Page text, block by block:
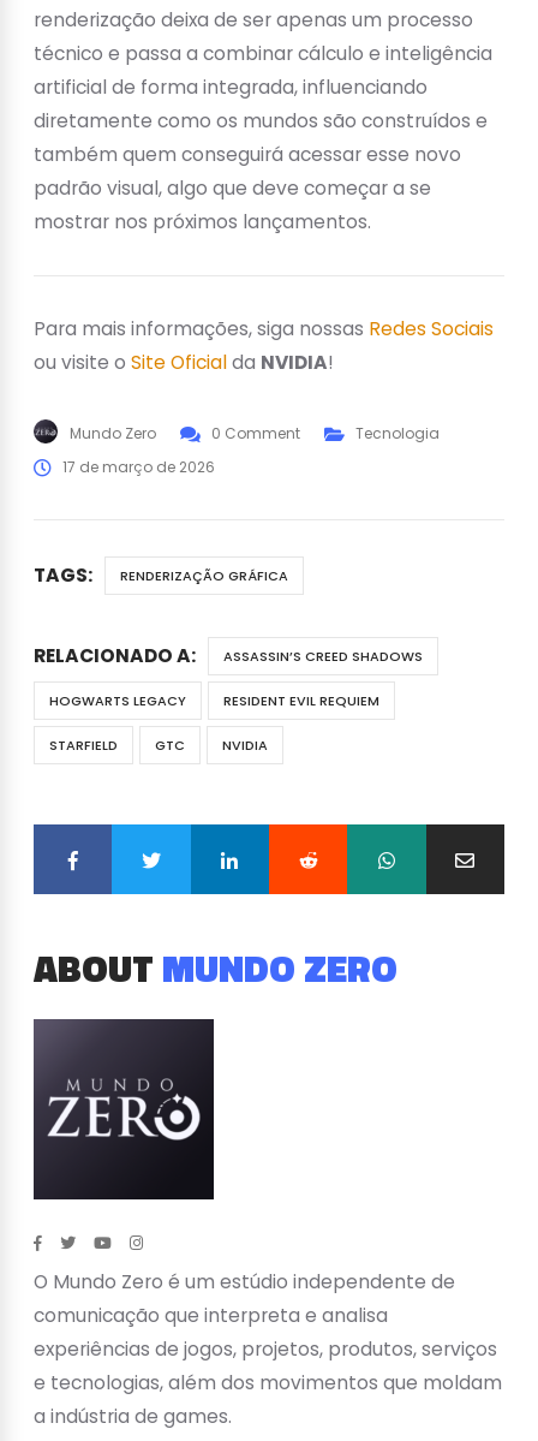
renderização deixa de ser apenas um processo
técnico e passa a combinar cálculo e inteligência
artificial de forma integrada, influenciando
diretamente como os mundos são construídos e
também quem conseguirá acessar esse novo
padrão visual, algo que deve começar a se
mostrar nos próximos lançamentos.
Para mais informações, siga nossas Redes Sociais
ou visite o Site Oficialda NVIDIA!
Mundo Zero 0 Comment
Tecnologia
17 de março de 2026
TAGS: RENDERIZAÇÃO GRÁFICA
RELACIONADO A: ASSASSIN’S CREED SHADOWS
HOGWARTS LEGACY RESIDENT EVIL REQUIEM
STARFIELD GTC NVIDIA
ABOUTMUNDO ZERO
O Mundo Zero é um estúdio independente de
comunicação que interpreta e analisa
experiências de jogos, projetos, produtos, serviços
e tecnologias, além dos movimentos que moldam
a indústria de games.